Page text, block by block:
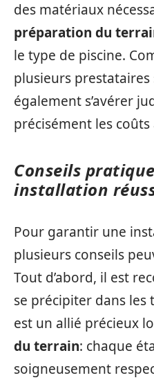
des matériaux
préparation du
le type de piscine.
plusieurs prestataires
également s’avérer
précisément les coûts
Conseils
installation
Pour garantir une
plusieurs conseils
Tout d’abord, il est
se précipiter dans les
est un allié précieux
du terrain: chaque
soigneusement